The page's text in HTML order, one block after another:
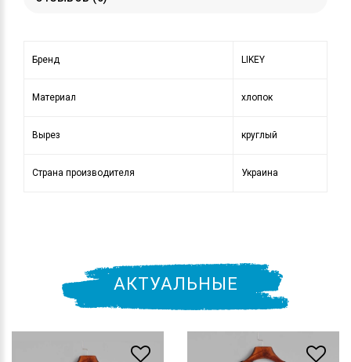
Бренд LIKEY
Материал хлопок
Вырез круглый
Страна производителя Украина
АКТУАЛЬНЫЕ